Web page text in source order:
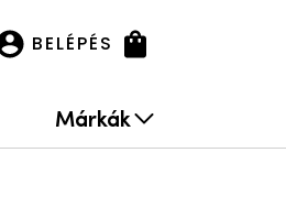
BELÉPÉS
Márkák